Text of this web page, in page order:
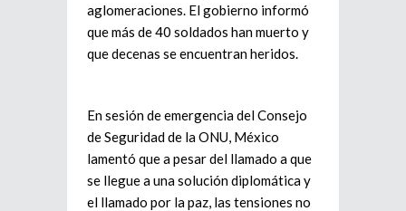
aglomeraciones. El gobierno informó
que más de 40 soldados han muerto y
que decenas se encuentran heridos.
En sesión de emergencia del Consejo
de Seguridad de la ONU, México
lamentó que a pesar del llamado a que
se llegue a una solución diplomática y
el llamado por la paz, las tensiones no